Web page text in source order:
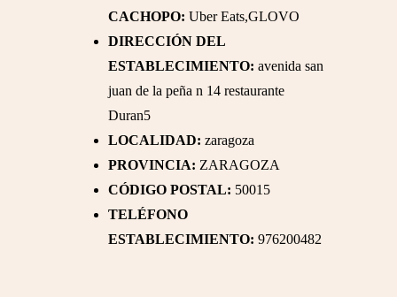
CACHOPO: Uber Eats,GLOVO
DIRECCIÓN DEL
ESTABLECIMIENTO: avenida san
juan de la peña n 14 restaurante
Duran5
LOCALIDAD: zaragoza
PROVINCIA: ZARAGOZA
CÓDIGO POSTAL: 50015
TELÉFONO
ESTABLECIMIENTO: 976200482